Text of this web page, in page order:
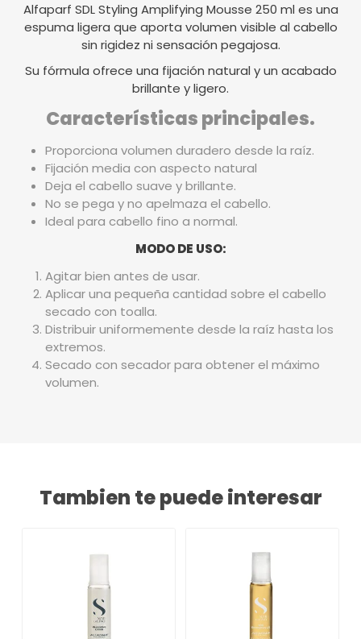
Alfaparf SDL Styling Amplifying Mousse 250 ml es una
espuma ligera que aporta volumen visible al cabello
sin rigidez ni sensación pegajosa.
Su fórmula ofrece una fijación natural y un acabado
brillante y ligero.
Características principales.
Proporciona volumen duradero desde la raíz.
Fijación media con aspecto natural
Deja el cabello suave y brillante.
No se pega y no apelmaza el cabello.
Ideal para cabello fino a normal.
MODO DE USO:
Agitar bien antes de usar.
Aplicar una pequeña cantidad sobre el cabello
secado con toalla.
Distribuir uniformemente desde la raíz hasta los
extremos.
Secado con secador para obtener el máximo
volumen.
Tambien te puede interesar